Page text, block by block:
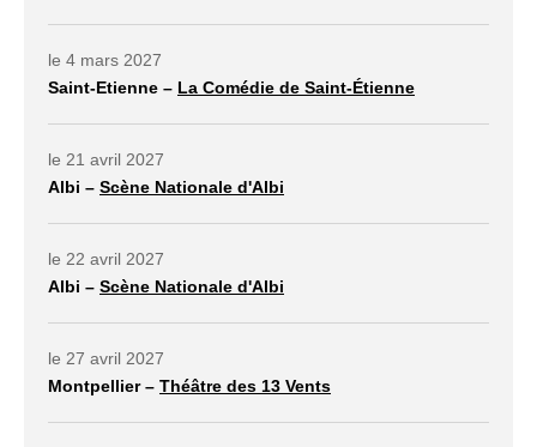
le 4 mars 2027
Saint-Etienne – La Comédie de Saint-Étienne
le 21 avril 2027
Albi – Scène Nationale d'Albi
le 22 avril 2027
Albi – Scène Nationale d'Albi
le 27 avril 2027
Montpellier – Théâtre des 13 Vents